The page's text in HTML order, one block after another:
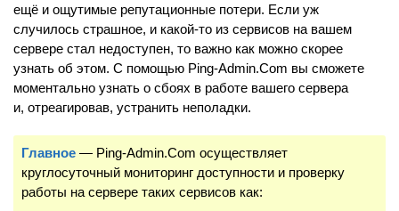
ещё и ощутимые репутационные потери. Если уж
случилось страшное, и какой-то из сервисов на вашем
сервере стал недоступен, то важно как можно скорее
узнать об этом. С помощью Ping-Admin.Com вы сможете
моментально узнать о сбоях в работе вашего сервера
и, отреагировав, устранить неполадки.
Главное — Ping-Admin.Com осуществляет
круглосуточный мониторинг доступности и проверку
работы на сервере таких сервисов как: